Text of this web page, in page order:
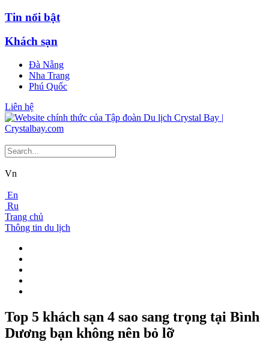
Tin nổi bật
Khách sạn
Đà Nẵng
Nha Trang
Phú Quốc
Liên hệ
Vn
En
Ru
Trang chủ
Thông tin du lịch
Top 5 khách sạn 4 sao sang trọng tại Bình
Dương bạn không nên bỏ lỡ